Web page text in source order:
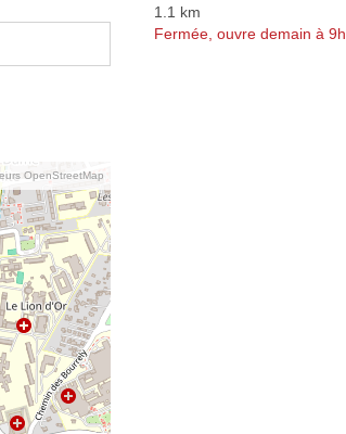
OpenStreetMap
1.1 km
Fermée, ouvre demain à 9h